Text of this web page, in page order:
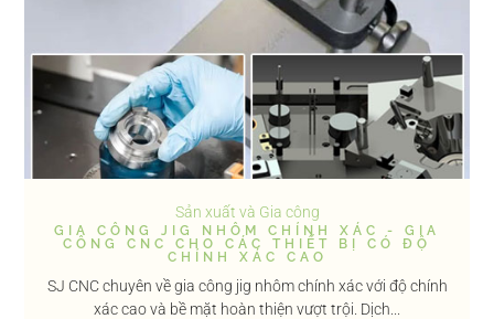
Sản xuất và Gia công
GIA CÔNG JIG NHÔM CHÍNH XÁC - GIA
CÔNG CNC CHO CÁC THIẾT BỊ CÓ ĐỘ
CHÍNH XÁC CAO
SJ CNC chuyên về gia công jig nhôm chính xác với độ chính
xác cao và bề mặt hoàn thiện vượt trội. Dịch...